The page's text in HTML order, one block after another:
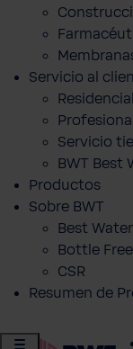
Servicio al
Residencial
Profesional
Servicio
BWT Best
Productos
Sobre BWT
Best
Bottle
CSR
Resumen de